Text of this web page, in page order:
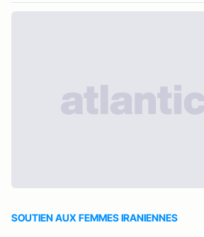
SOUTIEN AUX FEMMES IRANIENNES